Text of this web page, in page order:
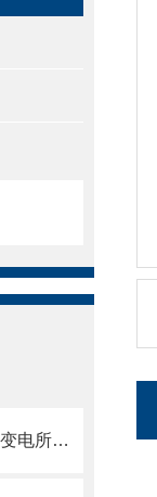
电气火灾监控系统在港口企业变电所应用